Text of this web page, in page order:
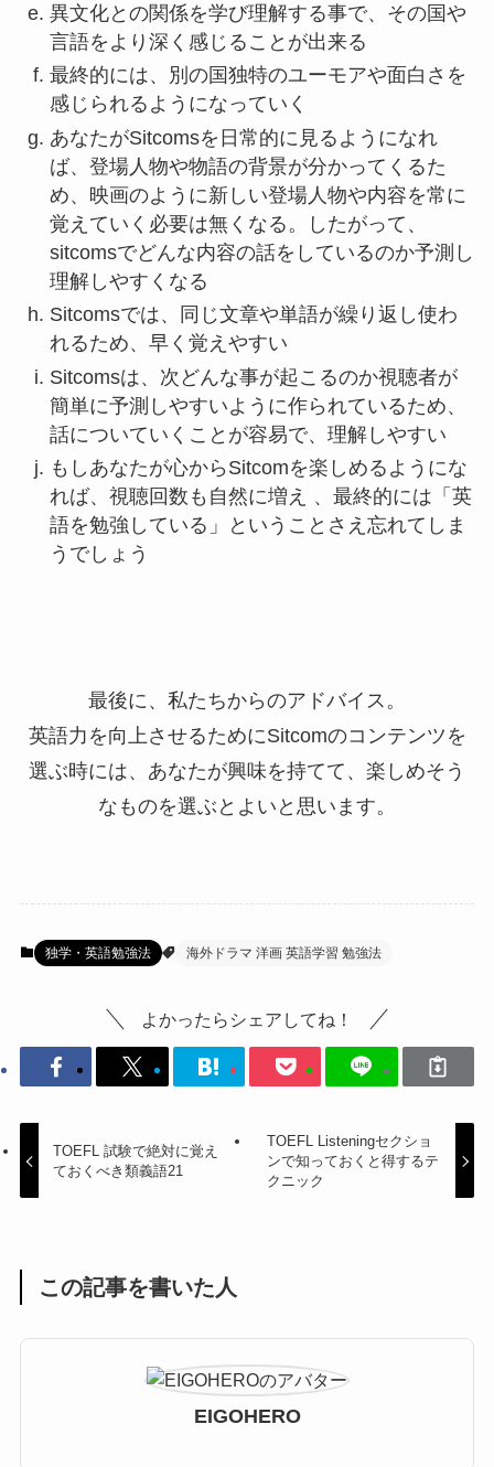
異文化との関係を学び理解する事で、その国や
言語をより深く感じることが出来る
最終的には、別の国独特のユーモアや面白さを
感じられるようになっていく
あなたがSitcomsを日常的に見るようになれ
ば、登場人物や物語の背景が分かってくるた
め、映画のように新しい登場人物や内容を常に
覚えていく必要は無くなる。したがって、
sitcomsでどんな内容の話をしているのか予測し
理解しやすくなる
Sitcomsでは、同じ文章や単語が繰り返し使わ
れるため、早く覚えやすい
Sitcomsは、次どんな事が起こるのか視聴者が
簡単に予測しやすいように作られているため、
話についていくことが容易で、理解しやすい
もしあなたが心からSitcomを楽しめるようにな
れば、視聴回数も自然に増え 、最終的には「英
語を勉強している」ということさえ忘れてしま
うでしょう
最後に、私たちからのアドバイス。
英語力を向上させるためにSitcomのコンテンツを
選ぶ時には、あなたが興味を持てて、楽しめそう
なものを選ぶとよいと思います。
独学・英語勉強法 海外ドラマ 洋画 英語学習 勉強法
よかったらシェアしてね！
TOEFL 試験で絶対に覚え
ておくべき類義語21
TOEFL Listeningセクショ
ンで知っておくと得するテ
クニック
この記事を書いた人
EIGOHERO